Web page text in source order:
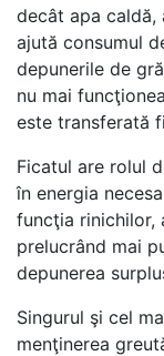
decât apa caldă,
ajută consumul
depunerile de
nu mai
este transferată
Ficatul are rolul
în energia
funcţia rinichilor,
prelucrând mai
depunerea
Singurul şi cel
menţinerea